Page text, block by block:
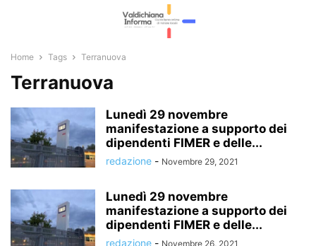
Home Tags Terranuova
Terranuova
Lunedì 29 novembre
manifestazione a supporto dei
dipendenti FIMER e delle...
redazione - Novembre 29, 2021
Lunedì 29 novembre
manifestazione a supporto dei
dipendenti FIMER e delle...
redazione - Novembre 26, 2021